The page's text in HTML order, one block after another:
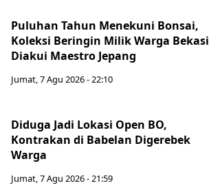
Puluhan Tahun Menekuni Bonsai,
Koleksi Beringin Milik Warga Bekasi
Diakui Maestro Jepang
Jumat, 7 Agu 2026 - 22:10
Diduga Jadi Lokasi Open BO,
Kontrakan di Babelan Digerebek
Warga
Jumat, 7 Agu 2026 - 21:59